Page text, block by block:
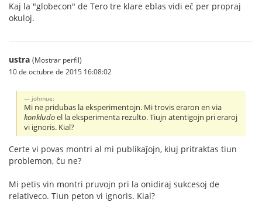
Kaj la "globecon" de Tero tre klare eblas vidi eĉ per propraj
okuloj.
ustra (Mostrar perfil)
10 de octubre de 2015 16:08:02
johmue:
Mi ne pridubas la eksperimentojn. Mi trovis eraron en via
konkludoel la eksperimenta rezulto. Tiujn atentigojn pri eraroj
vi ignoris. Kial?
Certe vi povas montri al mi publikaĵojn, kiuj pritraktas tiun
problemon, ĉu ne?
Mi petis vin montri pruvojn pri la onidiraj sukcesoj de
relativeco. Tiun peton vi ignoris. Kial?